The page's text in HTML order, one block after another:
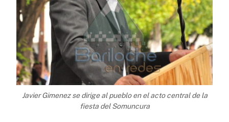
Javier Gimenez se dirige al pueblo en el acto central de la
fiesta del Somuncura